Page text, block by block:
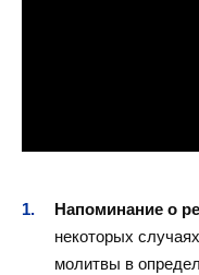
Напоминание о
некоторых
молитвы в